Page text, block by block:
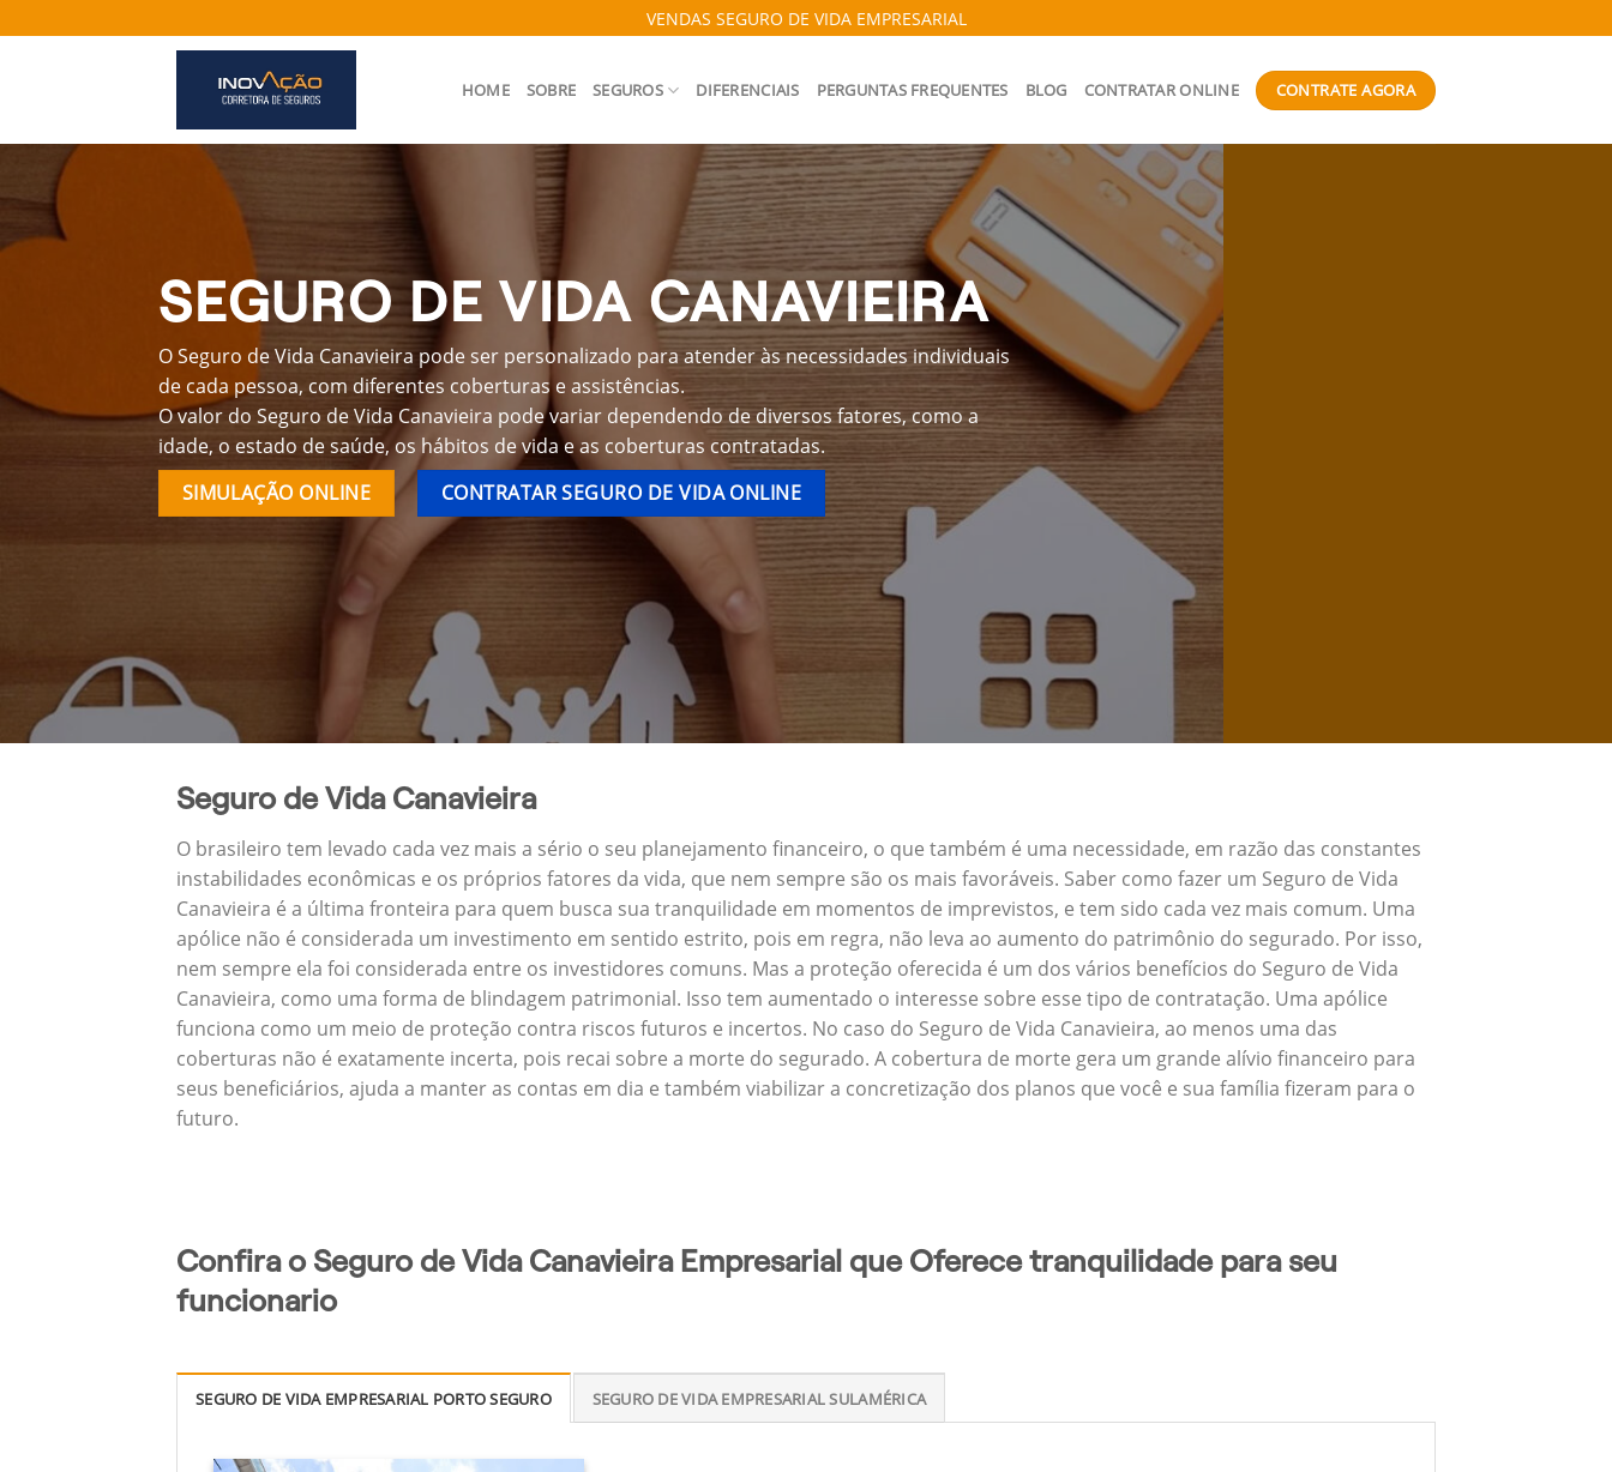
to
VENDAS SEGURO DE VIDA EMPRESARIAL
HOME SOBRE SEGUROS DIFERENCIAIS PERGUNTAS FREQUENTES BLOG CONTRATAR ONLINE CONTRATE AGORA
SEGURO DE VIDA CANAVIEIRA
O Seguro de Vida Canavieira pode ser personalizado para atender às necessidades individuais
de cada pessoa, com diferentes coberturas e assistências.
O valor do Seguro de Vida Canavieira pode variar dependendo de diversos fatores, como a
idade, o estado de saúde, os hábitos de vida e as coberturas contratadas.
SIMULAÇÃO ONLINE
CONTRATAR SEGURO DE VIDA ONLINE
Seguro de Vida Canavieira
O brasileiro tem levado cada vez mais a sério o seu planejamento financeiro, o que também é uma necessidade, em razão das constantes
instabilidades econômicas e os próprios fatores da vida, que nem sempre são os mais favoráveis. Saber como fazer um Seguro de Vida
Canavieira é a última fronteira para quem busca sua tranquilidade em momentos de imprevistos, e tem sido cada vez mais comum. Uma
apólice não é considerada um investimento em sentido estrito, pois em regra, não leva ao aumento do patrimônio do segurado. Por isso,
nem sempre ela foi considerada entre os investidores comuns. Mas a proteção oferecida é um dos vários benefícios do Seguro de Vida
Canavieira, como uma forma de blindagem patrimonial. Isso tem aumentado o interesse sobre esse tipo de contratação. Uma apólice
funciona como um meio de proteção contra riscos futuros e incertos. No caso do Seguro de Vida Canavieira, ao menos uma das
coberturas não é exatamente incerta, pois recai sobre a morte do segurado. A cobertura de morte gera um grande alívio financeiro para
seus beneficiários, ajuda a manter as contas em dia e também viabilizar a concretização dos planos que você e sua família fizeram para o
futuro.
Confira o Seguro de Vida Canavieira Empresarial que Oferece tranquilidade para seu
funcionario
SEGURO DE VIDA EMPRESARIAL PORTO SEGURO SEGURO DE VIDA EMPRESARIAL SULAMÉRICA